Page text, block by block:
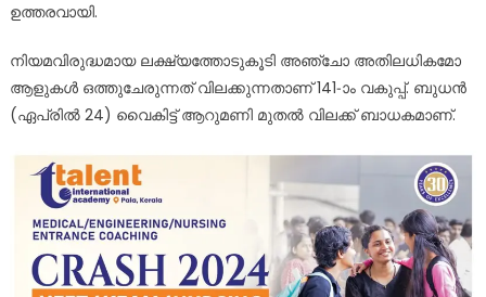
ഉത്തരവായി.
നിയമവിരുദ്ധമായ ലക്ഷ്യത്തോടുകൂടി അഞ്ചോ അതിലധികമോ
ആളുകൾ ഒത്തുചേരുന്നത് വിലക്കുന്നതാണ് 141-ാം വകുപ്പ്. ബുധൻ
(ഏപ്രിൽ 24) വൈകിട്ട് ആറുമണി മുതൽ വിലക്ക് ബാധകമാണ്.